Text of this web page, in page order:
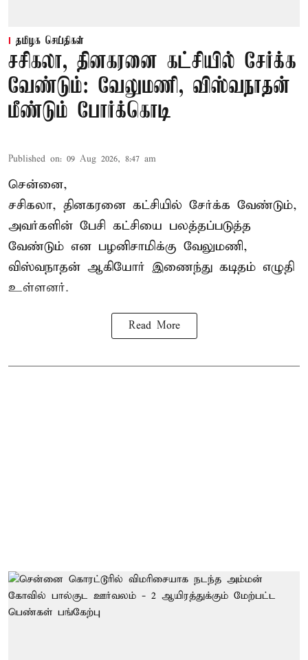
தமிழக செய்திகள்
சசிகலா, தினகரனை கட்சியில் சேர்க்க
வேண்டும்: வேலுமணி, விஸ்வநாதன்
மீண்டும் போர்க்கொடி
Published on: 09 Aug 2026, 8:47 am
சென்னை,
சசிகலா, தினகரனை கட்சியில் சேர்க்க வேண்டும்,
அவர்களின் பேசி கட்சியை பலத்தப்படுத்த
வேண்டும் என பழனிசாமிக்கு வேலுமணி,
விஸ்வநாதன் ஆகியோர் இணைந்து கடிதம் எழுதி
உள்ளனர்.
Read More